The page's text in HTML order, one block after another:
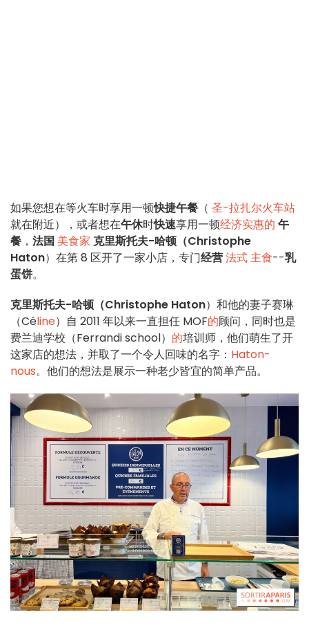
如果您想在等火车时享用一顿快捷午餐 （ 圣-拉扎尔火车站
就在附近），或者想在午休时快速享用一顿经济实惠的 午
餐 ， 法国 美食家 克里斯托夫-哈顿（Christophe
Haton）在第 8 区开了一家小店，专门经营法式主食--乳
蛋饼。
克里斯托夫-哈顿（Christophe Haton）和他的妻子赛琳
（Céline）自 2011 年以来一直担任 MOF的顾问，同时也是
费兰迪学校（Ferrandi school） 的培训师，他们萌生了开
这家店的想法，并取了一个令人回味的名字： Haton-
nous。他们的想法是展示一种老少皆宜的简单产品。